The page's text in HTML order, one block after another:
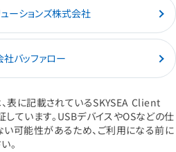
ーションズ株式会社
バッファロー
表に記載されているSKYSEA Client
ています。USBデバイスやOSなどの仕
可能性があるため、ご利用になる前に
。